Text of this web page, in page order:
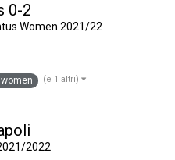
0-2
Women 2021/22
(e 1 altri)
2022